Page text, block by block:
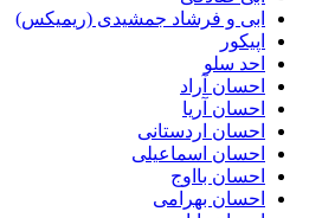
ابی و فرشاد جمشیدی (ریمیکس)
اپیکور
احد سلو
احسان آراد
احسان آریا
احسان اردستانی
احسان اسماعیلی
احسان بااوج
احسان بهرامی